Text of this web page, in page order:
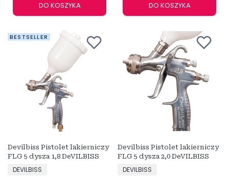
DO KOSZYKA DO KOSZYKA
BESTSELLER
Devilbiss Pistolet lakierniczy
FLG 5 dysza 1,8 DeVILBISS
PRODUCENT
DEVILBISS
Devilbiss Pistolet lakierniczy
FLG 5 dysza 2,0 DeVILBISS
PRODUCENT
DEVILBISS